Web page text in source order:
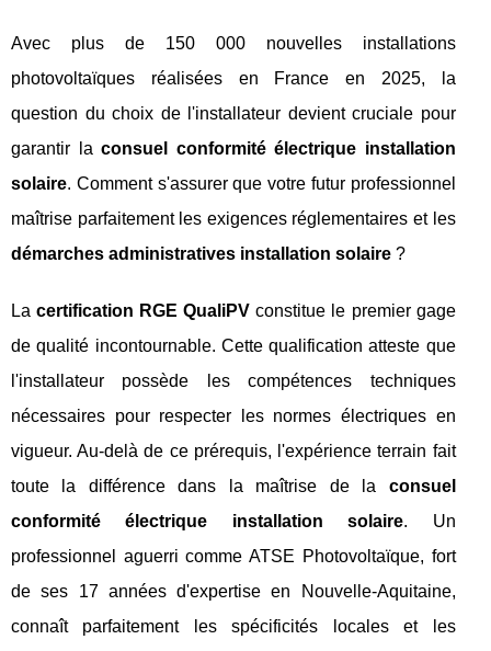
Avec plus de 150 000 nouvelles installations
photovoltaïques réalisées en France en 2025, la
question du choix de l'installateur devient cruciale pour
garantir laconsuel conformité électrique installation
solaire. Comment s'assurer que votre futur professionnel
maîtrise parfaitement les exigences réglementaires et les
démarches administratives installation solaire ?
Lacertification RGE QualiPV constitue le premier gage
de qualité incontournable. Cette qualification atteste que
l'installateur possède les compétences techniques
nécessaires pour respecter les normes électriques en
vigueur. Au-delà de ce prérequis, l'expérience terrain fait
toute la différence dans la maîtrise de la consuel
conformité électrique installation solaire. Un
professionnel aguerri comme ATSE Photovoltaïque, fort
de ses 17 années d'expertise en Nouvelle-Aquitaine,
connaît parfaitement les spécificités locales et les